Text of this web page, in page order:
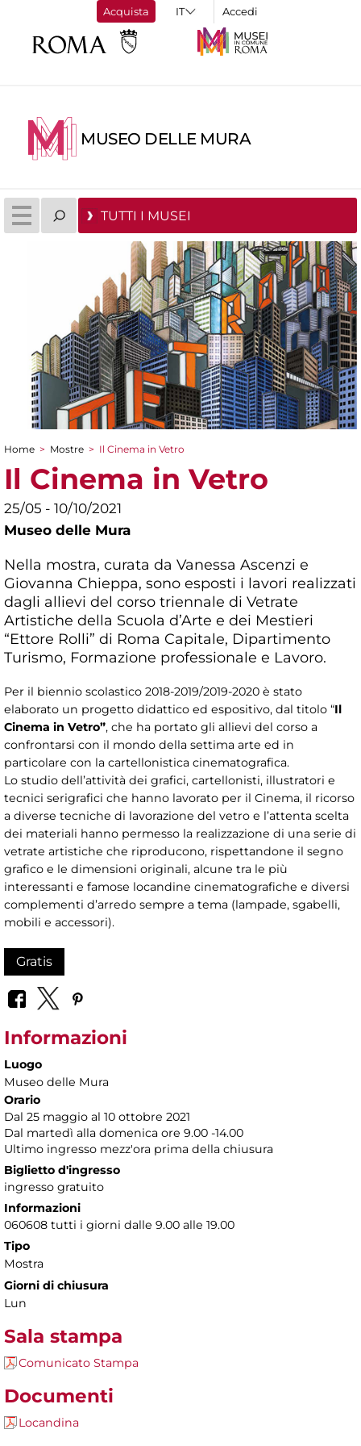
Acquista Accedi
MUSEO DELLE MURA
TUTTI I MUSEI
Tu sei qui
Home > Mostre > Il Cinema in Vetro
Il Cinema in Vetro
25/05 - 10/10/2021
Museo delle Mura
Nella mostra, curata da Vanessa Ascenzi e
Giovanna Chieppa, sono esposti i lavori realizzati
dagli allievi del corso triennale di Vetrate
Artistiche della Scuola d’Arte e dei Mestieri
“Ettore Rolli” di Roma Capitale, Dipartimento
Turismo, Formazione professionale e Lavoro.
Per il biennio scolastico 2018-2019/2019-2020 è stato
elaborato un progetto didattico ed espositivo, dal titolo “Il
Cinema in Vetro”, che ha portato gli allievi del corso a
confrontarsi con il mondo della settima arte ed in
particolare con la cartellonistica cinematografica.
Lo studio dell’attività dei grafici, cartellonisti, illustratori e
tecnici serigrafici che hanno lavorato per il Cinema, il ricorso
a diverse tecniche di lavorazione del vetro e l’attenta scelta
dei materiali hanno permesso la realizzazione di una serie di
vetrate artistiche che riproducono, rispettandone il segno
grafico e le dimensioni originali, alcune tra le più
interessanti e famose locandine cinematografiche e diversi
complementi d’arredo sempre a tema (lampade, sgabelli,
mobili e accessori).
Gratis
Informazioni
Luogo
Museo delle Mura
Orario
Dal 25 maggio al 10 ottobre 2021
Dal martedì alla domenica ore 9.00 -14.00
Ultimo ingresso mezz'ora prima della chiusura
Biglietto d'ingresso
ingresso gratuito
Informazioni
060608 tutti i giorni dalle 9.00 alle 19.00
Tipo
Mostra
Giorni di chiusura
Lun
Sala stampa
Comunicato Stampa
Documenti
Locandina